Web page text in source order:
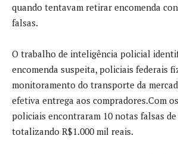
quando tentavam retirar encomenda
falsas.
O trabalho de inteligência policial
encomenda suspeita, policiais federais
monitoramento do transporte da
efetiva entrega aos compradores.Com
policiais encontraram 10 notas falsas de
totalizando R$1.000 mil reais.